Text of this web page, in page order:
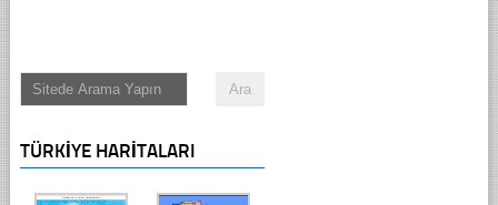
TÜRKIYE HARITALARI